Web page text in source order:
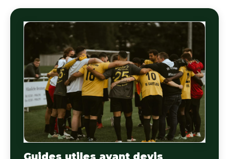
Guides utiles avant devis